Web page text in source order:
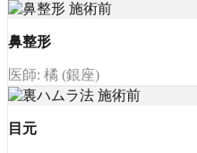
鼻整形
医師: 橘 (銀座)
目元